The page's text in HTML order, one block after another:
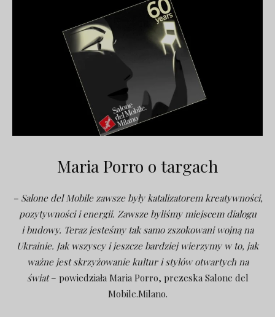
Maria Porro o targach
– Salone del Mobile zawsze były katalizatorem kreatywności,
pozytywności i energii. Zawsze byliśmy miejscem dialogu
i budowy. Teraz jesteśmy tak samo zszokowani wojną na
Ukrainie. Jak wszyscy i jeszcze bardziej wierzymy w to, jak
ważne jest skrzyżowanie kultur i stylów otwartych na
świat– powiedziała Maria Porro, prezeska Salone del
Mobile.Milano.